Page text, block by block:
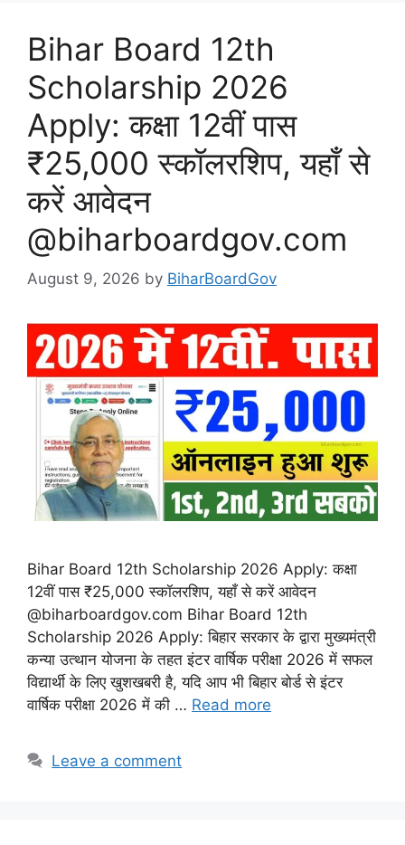
Bihar Board 12th
Scholarship 2026
Apply: कक्षा 12वीं पास
₹25,000 स्कॉलरशिप, यहाँ से
करें आवेदन
@biharboardgov.com
August 9, 2026 by BiharBoardGov
Bihar Board 12th Scholarship 2026 Apply: कक्षा
12वीं पास ₹25,000 स्कॉलरशिप, यहाँ से करें आवेदन
@biharboardgov.com Bihar Board 12th
Scholarship 2026 Apply: बिहार सरकार के द्वारा मुख्यमंत्री
कन्या उत्थान योजना के तहत इंटर वार्षिक परीक्षा 2026 में सफल
विद्यार्थी के लिए खुशखबरी है, यदि आप भी बिहार बोर्ड से इंटर
वार्षिक परीक्षा 2026 में की … Read more
Leave a comment